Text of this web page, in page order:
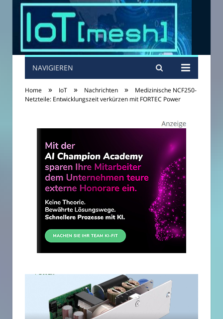
NAVIGIEREN
Home » IoT » Nachrichten »
Medizinische NCF250-
Netzteile: Entwicklungszeit verkürzen mit FORTEC Power